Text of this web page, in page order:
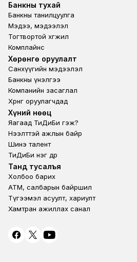
Footer
Банкны тухай
Банкны танилцуулга
Мэдээ, мэдээлэл
Тогтвортой хөгжил
Комплайнс
Footer third
Хөрөнгө оруулалт
Санхүүгийн мэдээлэл
Банкны үнэлгээ
Компанийн засаглал
Хөрөнгө оруулагчдад
Footer second
Хүний нөөц
Яагаад ТиДиБи гэж?
Нээлттэй ажлын байр
Шинэ талент
ТиДиБи нэг өдөр
Footer fourth
Танд тусалъя
Холбоо барих
ATM, салбарын байршил
Түгээмэл асуулт, хариулт
Хамтран ажиллах санал